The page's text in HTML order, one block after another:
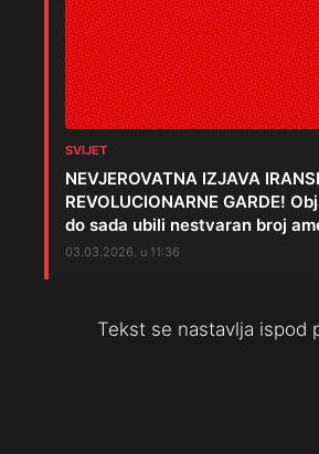
SVIJET
NEVJEROVATNA IZJAVA
REVOLUCIONARNE GARDE!
do sada ubili nestvaran broj
03.03.2026. u 11:36
Tekst se nastavlja ispod